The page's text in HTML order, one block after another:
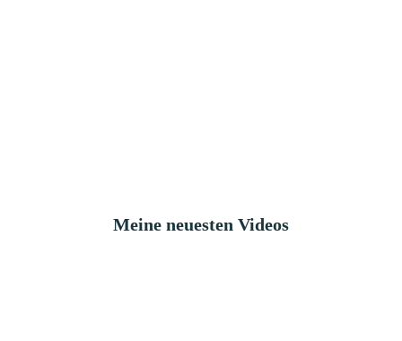
Meine neuesten Videos